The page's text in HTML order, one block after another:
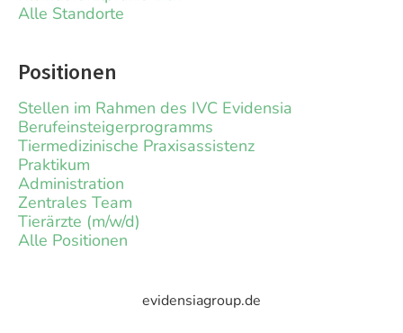
Alle Standorte
Positionen
Stellen im Rahmen des IVC Evidensia
Berufeinsteigerprogramms
Tiermedizinische Praxisassistenz
Praktikum
Administration
Zentrales Team
Tierärzte (m/w/d)
Alle Positionen
evidensiagroup.de